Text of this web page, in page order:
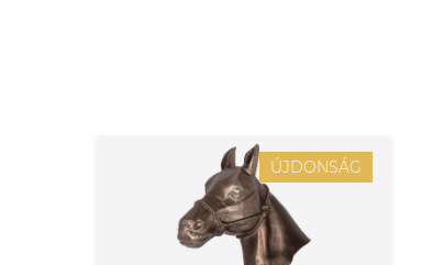
ÚJDONSÁG